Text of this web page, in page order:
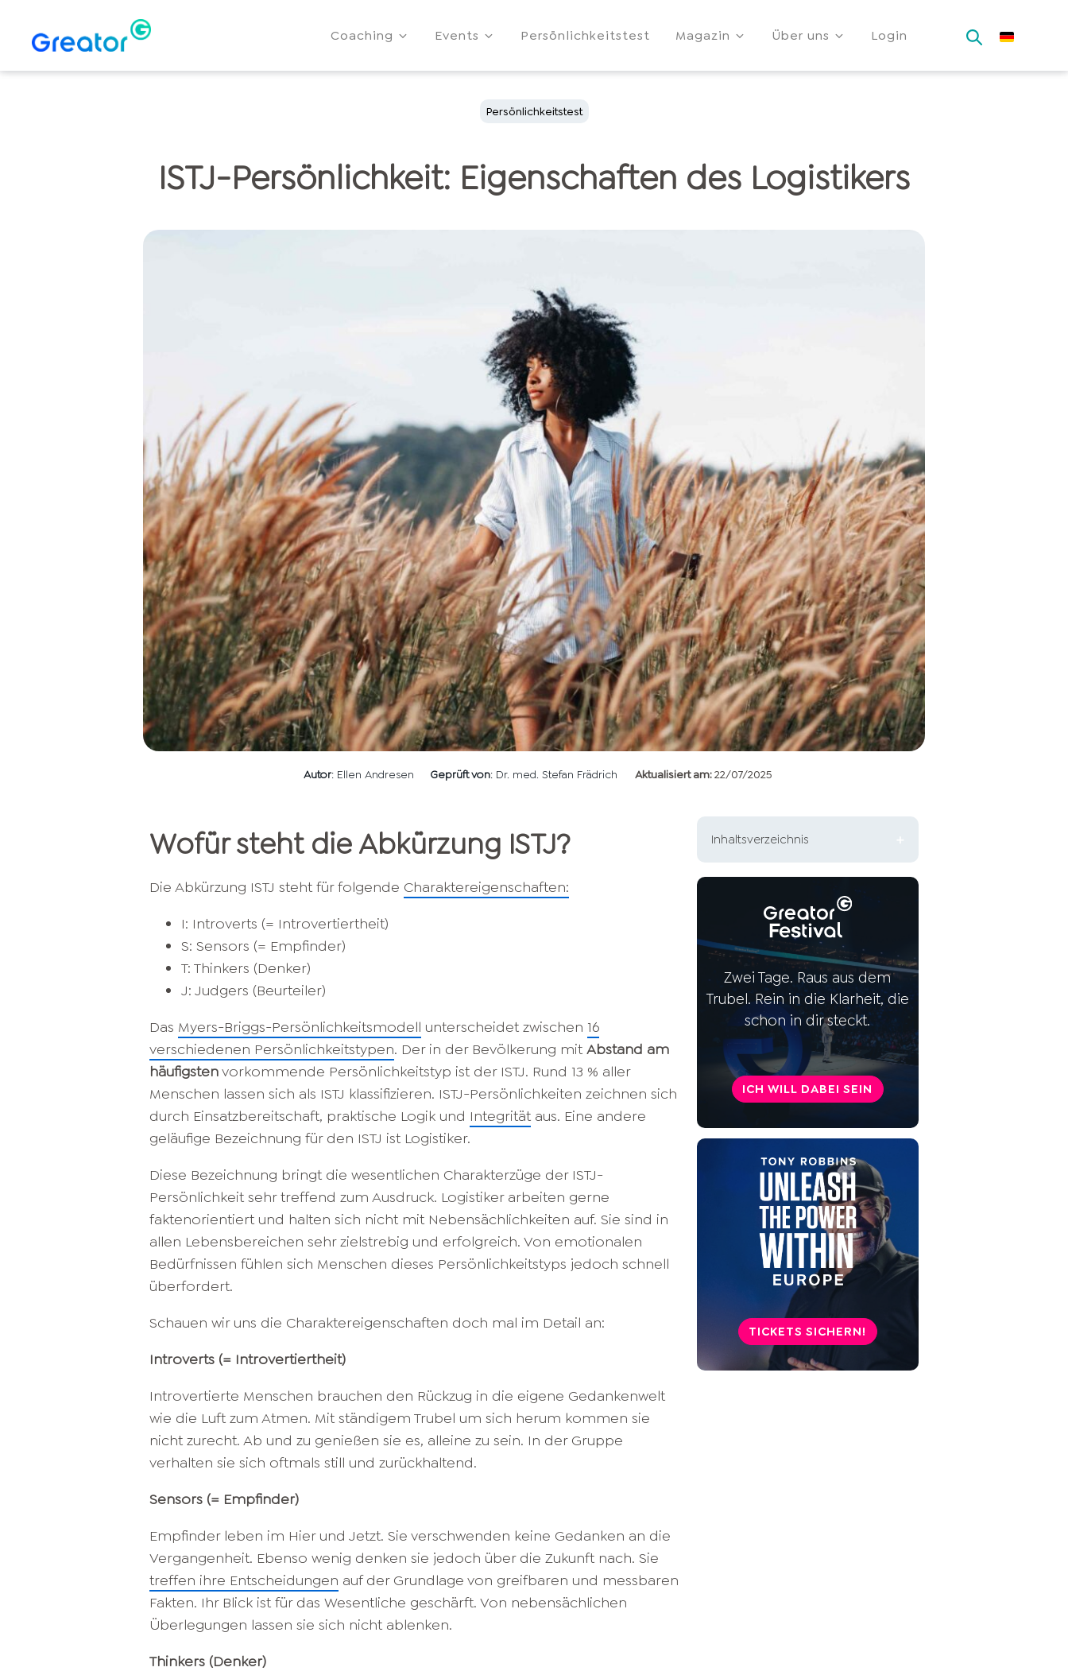
Coaching Events Persönlichkeitstest Magazin Über uns Login
Persönlichkeitstest
ISTJ-Persönlichkeit: Eigenschaften des Logistikers
Autor: Ellen Andresen Geprüft von: Dr. med. Stefan Frädrich Aktualisiert am:22/07/2025
Wofür steht die Abkürzung ISTJ?
Die Abkürzung ISTJ steht für folgende Charaktereigenschaften:
I: Introverts (= Introvertiertheit)
S: Sensors (= Empfinder)
T: Thinkers (Denker)
J: Judgers (Beurteiler)
Das Myers-Briggs-Persönlichkeitsmodell unterscheidet zwischen 16
verschiedenen Persönlichkeitstypen. Der in der Bevölkerung mit Abstand am
häufigstenvorkommende Persönlichkeitstyp ist der ISTJ. Rund 13 % aller
Menschen lassen sich als ISTJ klassifizieren. ISTJ-Persönlichkeiten zeichnen sich
durch Einsatzbereitschaft, praktische Logik und Integrität aus. Eine andere
geläufige Bezeichnung für den ISTJ ist Logistiker.
Diese Bezeichnung bringt die wesentlichen Charakterzüge der ISTJ-
Persönlichkeit sehr treffend zum Ausdruck. Logistiker arbeiten gerne
faktenorientiert und halten sich nicht mit Nebensächlichkeiten auf. Sie sind in
allen Lebensbereichen sehr zielstrebig und erfolgreich. Von emotionalen
Bedürfnissen fühlen sich Menschen dieses Persönlichkeitstyps jedoch schnell
überfordert.
Schauen wir uns die Charaktereigenschaften doch mal im Detail an:
Introverts (= Introvertiertheit)
Introvertierte Menschen brauchen den Rückzug in die eigene Gedankenwelt
wie die Luft zum Atmen. Mit ständigem Trubel um sich herum kommen sie
nicht zurecht. Ab und zu genießen sie es, alleine zu sein. In der Gruppe
verhalten sie sich oftmals still und zurückhaltend.
Sensors (= Empfinder)
Empfinder leben im Hier und Jetzt. Sie verschwenden keine Gedanken an die
Vergangenheit. Ebenso wenig denken sie jedoch über die Zukunft nach. Sie
treffen ihre Entscheidungen auf der Grundlage von greifbaren und messbaren
Fakten. Ihr Blick ist für das Wesentliche geschärft. Von nebensächlichen
Überlegungen lassen sie sich nicht ablenken.
Thinkers (Denker)
Inhaltsverzeichnis
Die ISTJ-Persönlichkeit im
Überblick
Stärken der ISTJ-Persönlichkeit
Schwächen der ISTJ-
Persönlichkeit
Karriere der ISTJ-Persönlichkeit
Beziehungen der ISTJ-
Kuriositäten zum ISTJ
Berühmte ISTJ Menschen
Willst du mehr über deine
Persönlichkeit herausfinden?
Zwei Tage. Raus aus dem
Trubel. Rein in die Klarheit, die
schon in dir steckt.
ICH WILL DABEI SEIN
TICKETS SICHERN!